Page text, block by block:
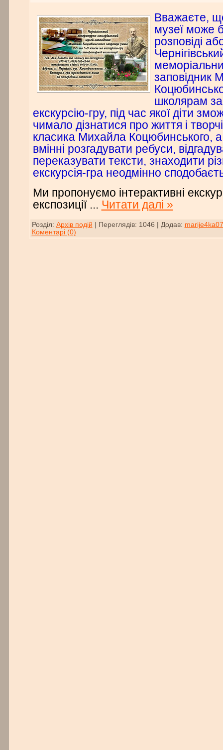
Вважаєте,
музеї може
розповіді
заповідник
школярам
екскурсію-гру, під час якої діти
чимало дізнатися про життя і
класика Михайла Коцюбинського, а
вмінні розгадувати ребуси,
переказувати тексти, знаходити
екскурсія-гра неодмінно
Ми пропонуємо інтерактивні
експозиції ... Читати далі »
Розділ: Архів подій Переглядів: 1046 Додав: marije4ka07
Коментарі (0)